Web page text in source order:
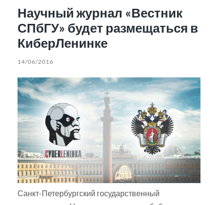
Научный журнал «Вестник
СПбГУ» будет размещаться в
КиберЛенинке
14/06/2016
Санкт-Петербургский государственный